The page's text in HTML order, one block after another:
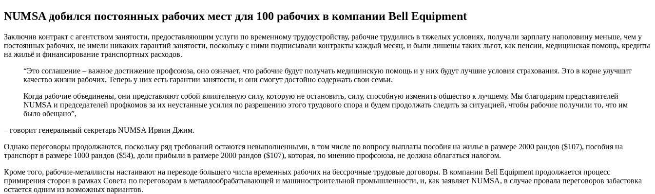
NUMSA добился постоянных рабочих мест для 100 рабочих в компании Bell Equipment
Заключив контракт с агентством занятости, предоставляющим услуги по временному трудоустройству, рабочие трудились в тяжелых условиях, получали зарплату наполовину меньше, чем у
постоянных рабочих, не имели никаких гарантий занятости, поскольку с ними подписывали контракты каждый месяц, и были лишены таких льгот, как пенсии, медицинская помощь, кредиты
на жильё и финансирование транспортных расходов.
“Это соглашение – важное достижение профсоюза, оно означает, что рабочие будут получать медицинскую помощь и у них будут лучшие условия страхования. Это в корне улучшит
качество жизни рабочих. Теперь у них есть гарантии занятости, и они смогут достойно содержать свои семьи.
Когда рабочие объединены, они представляют собой влиятельную силу, которую не остановить, силу, способную изменить общество к лучшему. Мы благодарим представителей
NUMSA и председателей профкомов за их неустанные усилия по разрешению этого трудового спора и будем продолжать следить за ситуацией, чтобы рабочие получили то, что им
было обещано”,
– говорит генеральный секретарь NUMSA Ирвин Джим.
Однако переговоры продолжаются, поскольку ряд требований остаются невыполненными, в том числе по вопросу выплаты пособия на жилье в размере 2000 рандов ($107), пособия на
транспорт в размере 1000 рандов ($54), доли прибыли в размере 2000 рандов ($107), которая, по мнению профсоюза, не должна облагаться налогом.
Кроме того, рабочие-металлисты настаивают на переводе большего числа временных рабочих на бессрочные трудовые договоры. В компании Bell Equipment продолжается процесс
примирения сторон в рамках Совета по переговорам в металлообрабатывающей и машиностроительной промышленности, и, как заявляет NUMSA, в случае провала переговоров забастовка
остается одним из возможных вариантов.